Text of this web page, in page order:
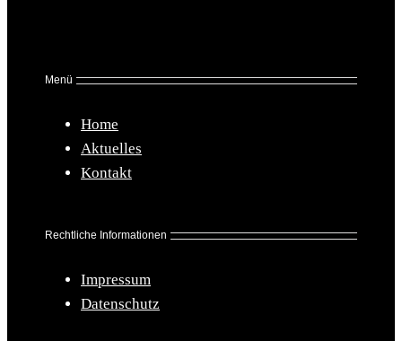
Menü
Home
Aktuelles
Kontakt
Rechtliche Informationen
Impressum
Datenschutz